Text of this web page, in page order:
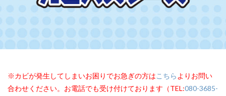
※カビが発生してしまいお困りでお急ぎの方はこちら よりお問い
合わせください。お電話でも受け付けております（TEL:080-3685-